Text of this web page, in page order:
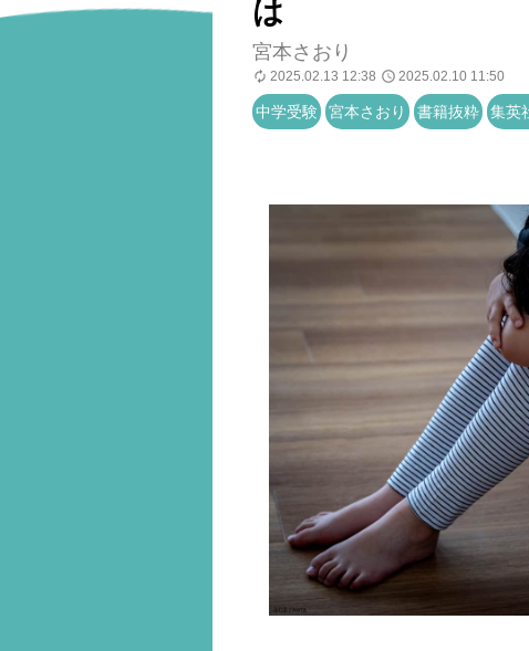
は
宮本さおり
2025.02.13 12:38 2025.02.10 11:50
中学受験 宮本さおり 書籍抜粋 集英